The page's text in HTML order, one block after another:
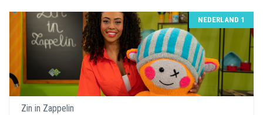
NEDERLAND 1
Zin in Zappelin